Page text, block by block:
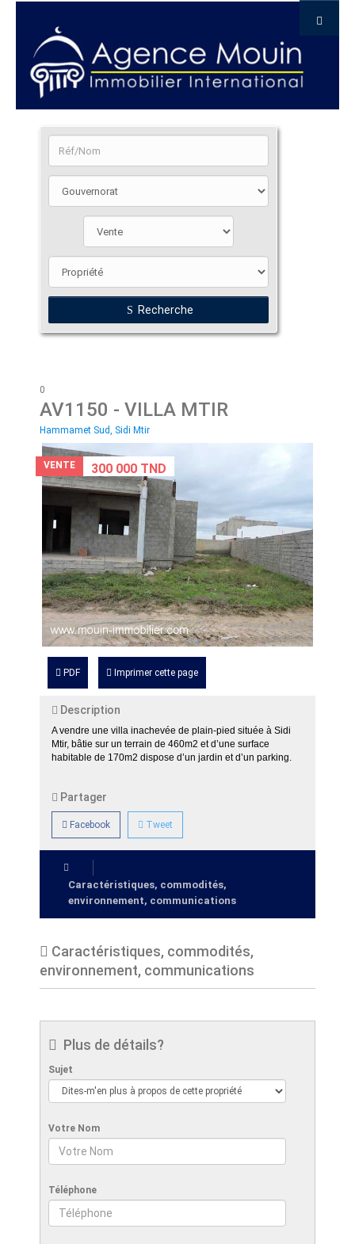
Recherche
0
AV1150 - VILLA MTIR
Hammamet Sud, Sidi Mtir
VENTE 300 000 TND
PDF Imprimer cette page
Description
A vendre une villa inachevée de plain-pied située à Sidi
Mtir, bâtie sur un terrain de 460m2 et d’une surface
habitable de 170m2 dispose d’un jardin et d’un parking.
Partager
Facebook Tweet
Caractéristiques, commodités,
environnement, communications
Caractéristiques, commodités,
environnement, communications
Plus de détails?
Sujet
Votre Nom
Téléphone